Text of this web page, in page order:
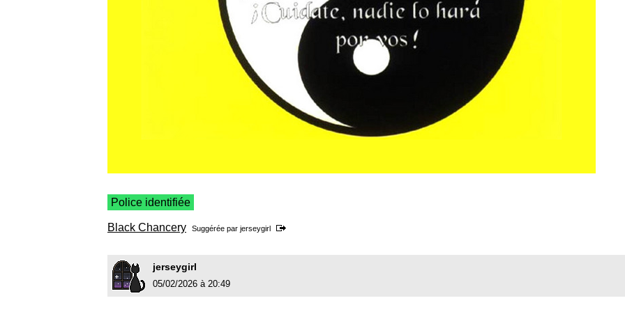
Police identifiée
Black Chancery Suggérée par jerseygirl
jerseygirl
05/02/2026 à 20:49